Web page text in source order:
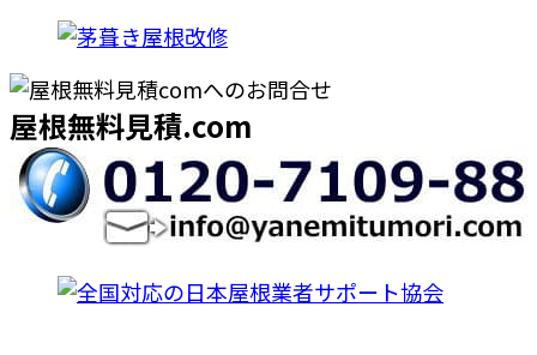
屋根無料見積.com